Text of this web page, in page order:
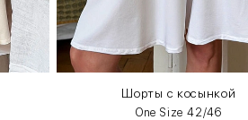
Шорты с косынкой
One Size 42/46